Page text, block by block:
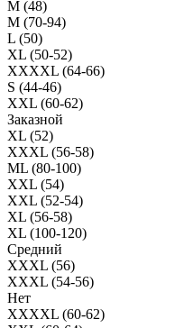
M (48)
M (70-94)
L (50)
XL (50-52)
XXXXL (64-66)
S (44-46)
XXL (60-62)
Заказной
XL (52)
XXXL (56-58)
ML (80-100)
XXL (54)
XXL (52-54)
XL (56-58)
XL (100-120)
Средний
XXXL (56)
XXXL (54-56)
Нет
XXXXL (60-62)